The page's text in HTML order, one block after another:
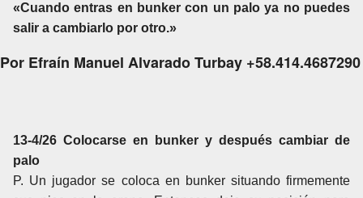
«Cuando entras en bunker con un palo ya no puedes
salir a cambiarlo por otro.»
Por Efraín Manuel Alvarado Turbay +58.414.4687290
13-4/26 Colocarse en bunker y después cambiar de
palo
P. Un jugador se coloca en bunker situando firmemente